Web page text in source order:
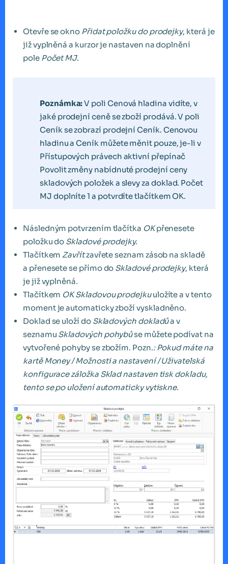
Otevře se okno Přidat položku do prodejky, která je
již vyplněná a kurzor je nastaven na doplnění
pole Počet MJ.
Poznámka:V poli Cenová hladina vidíte, v
jaké prodejní ceně se zboží prodává. V poli
Ceník se zobrazí prodejní Ceník. Cenovou
hladinu a Ceník můžete měnit pouze, je-li v
Přístupových právech aktivní přepínač
Povolit změny nabídnuté prodejní ceny
skladových položek a slevy za doklad. Počet
MJ doplníte 1 a potvrdíte tlačítkem OK.
Následným potvrzením tlačítka OKpřenesete
položku do Skladové prodejky.
Tlačítkem Zavřítzavřete seznam zásob na skladě
a přenesete se přímo do Skladové prodejky, která
je již vyplněná.
Tlačítkem OK Skladovou prodejkuuložíte a v tento
moment je automaticky zboží vyskladněno.
Doklad se uloží do Skladových dokladůa v
seznamu Skladových pohybůse můžete podívat na
vytvořené pohyby se zbožím. Pozn.: Pokud máte na
kartě Money / Možnosti a nastavení / Uživatelská
konfigurace záložka Sklad nastaven tisk dokladu,
tento se po uložení automaticky vytiskne.